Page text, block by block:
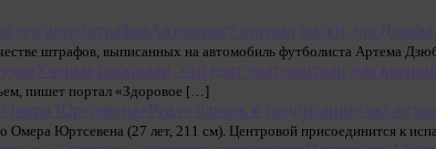
Автоюрист оценил риски для Дзюбы
штрафов, выписанных на автомобиль футболиста Артема
Ученые раскрыли, что едят долгожители для
пишет портал «Здоровое […]
«Реал» близок к подписанию экс-
Омера Юртсевена (27 лет, 211 см). Центровой присоединится к